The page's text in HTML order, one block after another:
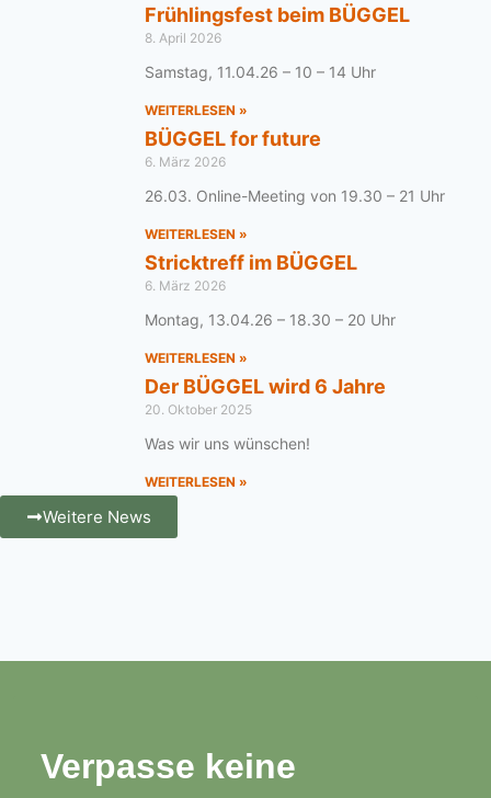
Frühlingsfest beim BÜGGEL
8. April 2026
Samstag, 11.04.26 – 10 – 14 Uhr
WEITERLESEN »
BÜGGEL for future
6. März 2026
26.03. Online-Meeting von 19.30 – 21 Uhr
WEITERLESEN »
Stricktreff im BÜGGEL
6. März 2026
Montag, 13.04.26 – 18.30 – 20 Uhr
WEITERLESEN »
Der BÜGGEL wird 6 Jahre
20. Oktober 2025
Was wir uns wünschen!
WEITERLESEN »
Weitere News
Verpasse keine